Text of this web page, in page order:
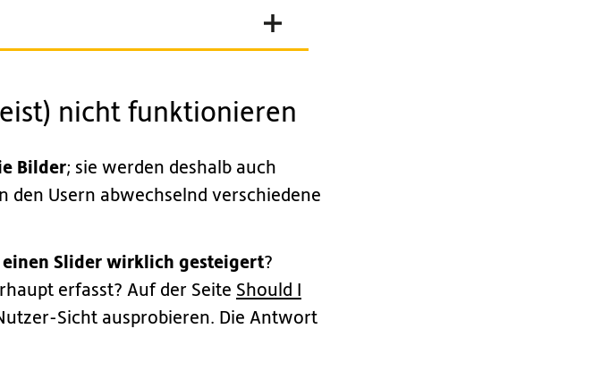
nicht funktionieren
Bilder; sie werden deshalb auch
den Usern abwechselnd verschiedene
Slider wirklich gesteigert?
erfasst? Auf der Seite Should I
Sicht ausprobieren. Die Antwort